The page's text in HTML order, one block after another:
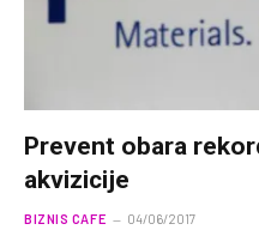
Prevent obara
akvizicije
BIZNIS CAFE 04/06/2017